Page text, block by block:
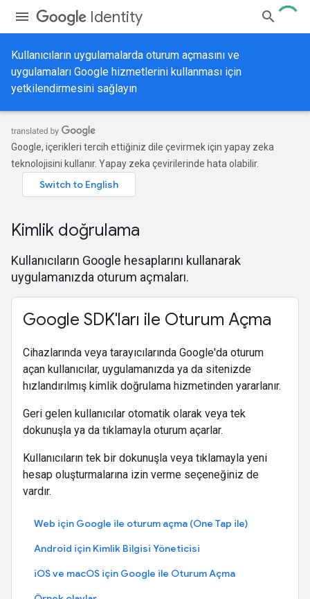
Identity
Kullanıcıların uygulamalarda oturum açmasını ve
uygulamaları Google hizmetlerini kullanması için
yetkilendirmesini sağlayın
Google, içerikleri tercih ettiğiniz dile çevirmek için yapay zeka
teknolojisini kullanır. Yapay zeka çevirilerinde hata olabilir.
Kimlik doğrulama
Kullanıcıların Google hesaplarını kullanarak
uygulamanızda oturum açmaları.
Google SDK'ları ile Oturum Açma
Cihazlarında veya tarayıcılarında Google'da oturum
açan kullanıcılar, uygulamanızda ya da sitenizde
hızlandırılmış kimlik doğrulama hizmetinden yararlanır.
Geri gelen kullanıcılar otomatik olarak veya tek
dokunuşla ya da tıklamayla oturum açarlar.
Kullanıcıların tek bir dokunuşla veya tıklamayla yeni
hesap oluşturmalarına izin verme seçeneğiniz de
vardır.
Web için Google ile oturum açma (One Tap ile)
Android için Kimlik Bilgisi Yöneticisi
iOS ve macOS için Google ile Oturum Açma